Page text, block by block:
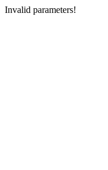
Invalid parameters!